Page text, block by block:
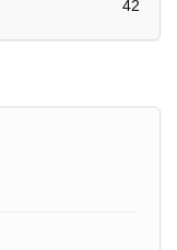
42